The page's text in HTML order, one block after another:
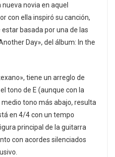
novia en aquel
con ella inspiró su canción,
estar basada por una de las
Day», del álbum: In the
tiene un arreglo de
tono de E (aunque con la
tono más abajo, resulta
en 4/4 con un tempo
principal de la guitarra
con acordes silenciados